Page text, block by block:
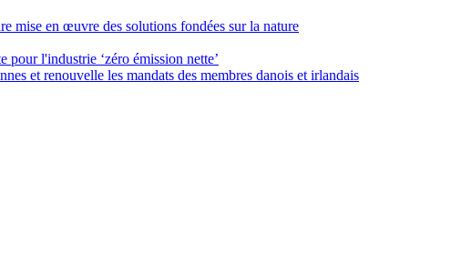
mise en œuvre des solutions fondées sur la nature
pour l'industrie ‘zéro émission nette’
et renouvelle les mandats des membres danois et irlandais